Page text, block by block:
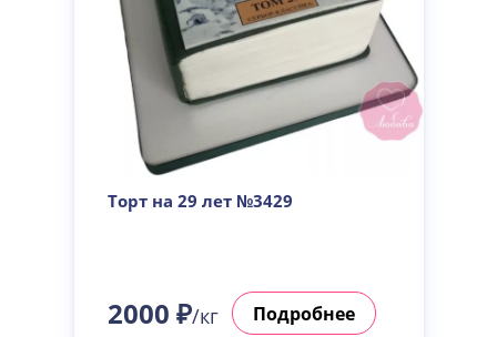
Торт на 29 лет №3429
2000 ₽/кг Подробнее